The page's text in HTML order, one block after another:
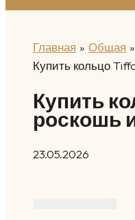
Главная
Общая
Купить кольцо
Купить
роскошь
23.05.2026